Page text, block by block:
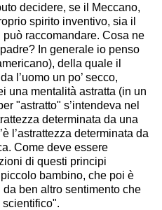
decidere, se il Meccano,
spirito inventivo, sia il
raccomandare. Cosa ne
In generale io penso
della quale il
l’uomo un po’ secco,
una mentalità astratta (in un
"astratto" s’intendeva nel
determinata da una
l’astrattezza determinata da
Come deve essere
di questi principi
bambino, che poi è
ben altro sentimento che